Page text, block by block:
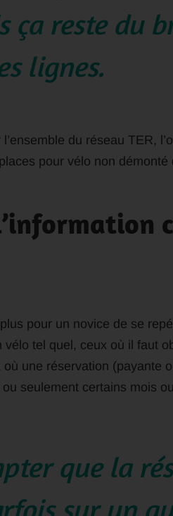
ça reste du
lignes.
du réseau TER,
pour vélo non
pour un novice de se
vélo tel quel, ceux où il faut
une réservation (payante
ou seulement certains mois
que la
sur un